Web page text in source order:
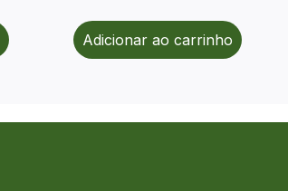
Adicionar ao carrinho